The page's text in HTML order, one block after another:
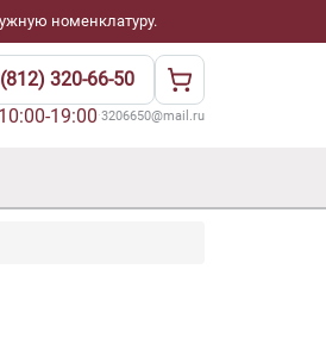
номенклатуру.
320-66-50
10:00-19:00·3206650@mail.ru